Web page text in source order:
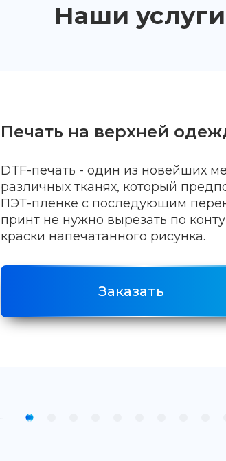
Наши услуги
Печать на верхней
DTF-печать - один из новейших
различных тканях, который
ПЭТ-пленке с последующим
принт не нужно вырезать по
краски напечатанного рисунка.
Заказать